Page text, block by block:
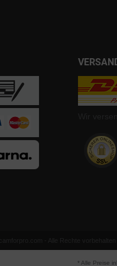
- Alle Rechte vorbehalten
* Alle Preise